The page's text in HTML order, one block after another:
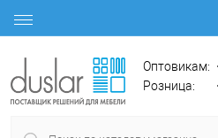
Оптовикам:
Розница: